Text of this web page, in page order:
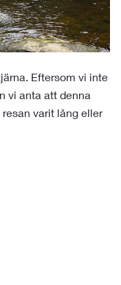
Eftersom vi inte
vi anta att denna
varit lång eller